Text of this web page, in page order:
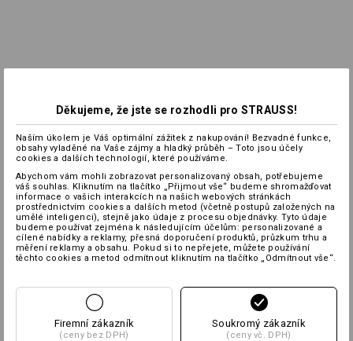
Děkujeme, že jste se rozhodli pro STRAUSS!
Naším úkolem je Váš optimální zážitek z nakupování! Bezvadné funkce,
obsahy vyladěné na Vaše zájmy a hladký průběh – Toto jsou účely
cookies a dalších technologií, které používáme.
Abychom vám mohli zobrazovat personalizovaný obsah, potřebujeme
váš souhlas. Kliknutím na tlačítko „Přijmout vše“ budeme shromažďovat
informace o vašich interakcích na našich webových stránkách
prostřednictvím cookies a dalších metod (včetně postupů založených na
umělé inteligenci), stejně jako údaje z procesu objednávky. Tyto údaje
budeme používat zejména k následujícím účelům: personalizované a
cílené nabídky a reklamy, přesná doporučení produktů, průzkum trhu a
měření reklamy a obsahu. Pokud si to nepřejete, můžete používání
těchto cookies a metod odmítnout kliknutím na tlačítko „Odmítnout vše“.
Firemní zákazník
(ceny bez DPH)
Soukromý zákazník
(ceny vč. DPH)